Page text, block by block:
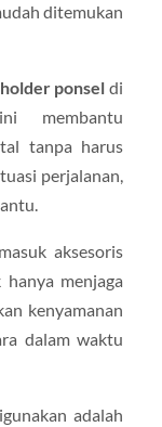
ditemukan
holder ponsel di
membantu
tanpa harus
perjalanan,
aksesoris
menjaga
kenyamanan
dalam waktu
adalah